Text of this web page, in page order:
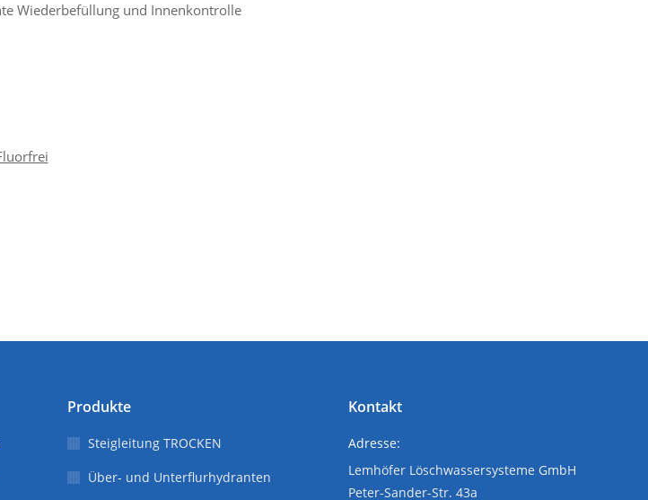
Wiederbefüllung und Innenkontrolle
Produkte
Steigleitung TROCKEN
Über- und Unterflurhydranten
Kontakt
Adresse:
Lemhöfer Löschwassersysteme GmbH
Peter-Sander-Str. 43a